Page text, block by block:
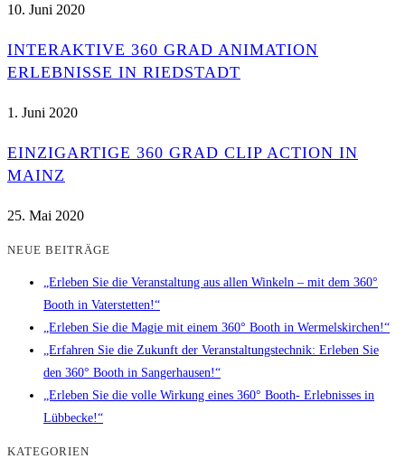
10. Juni 2020
INTERAKTIVE 360 GRAD ANIMATION
ERLEBNISSE IN RIEDSTADT
1. Juni 2020
EINZIGARTIGE 360 GRAD CLIP ACTION IN
MAINZ
25. Mai 2020
NEUE BEITRÄGE
„Erleben Sie die Veranstaltung aus allen Winkeln – mit dem 360°
Booth in Vaterstetten!“
„Erleben Sie die Magie mit einem 360° Booth in Wermelskirchen!“
„Erfahren Sie die Zukunft der Veranstaltungstechnik: Erleben Sie
den 360° Booth in Sangerhausen!“
„Erleben Sie die volle Wirkung eines 360° Booth- Erlebnisses in
Lübbecke!“
KATEGORIEN